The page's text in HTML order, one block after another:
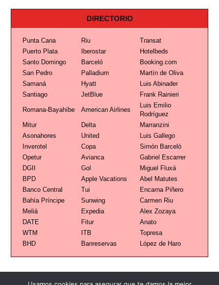
DIRECTORIO
Punta Cana Riu
Transat
Puerto Plata
Iberostar
Hotelbeds
Santo Domingo
Barceló
Booking.com
San Pedro
Palladium
Martín de Oliva
Samaná
Hyatt
Luis Abinader
Santiago
JetBlue Frank Rainieri
Romana-Bayahíbe American Airlines
Luis Emilio
Rodríguez
Mitur
Delta
Marranzini
Asonahores
United
Luis Gallego
Inverotel
Copa
Simón Barceló
Opetur
Avianca
Gabriel Escarrer
DGII
Gol
Miguel Fluxá
BPD
Apple Vacations
Abel Matutes
Banco Central
Tui
Encarna Piñero
Bahía Príncipe
Sunwing
Carmen Riu
Meliá
Expedia
Alex Zozaya
DATE
Fitur
Anato
WTM
ITB
Topresa
BHD
Banreservas López de Haro